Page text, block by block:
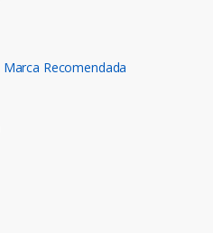
Marca Recomendada